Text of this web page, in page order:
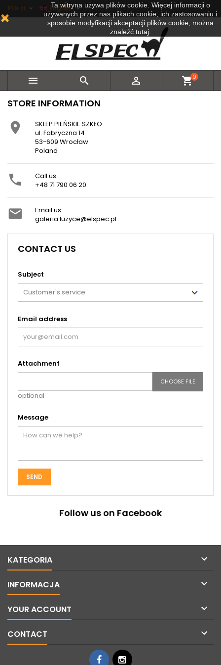
PLN zł  English
   shopping_cart0
STORE INFORMATION

SKLEP PIEŃSKIE SZKŁO
ul. Fabryczna 14
53-609 Wrocław
Poland

Call us:
+48 71 790 06 20

Email us:
galeria.luzyce@elspec.pl
CONTACT US
Subject
Email address
Attachment
CHOOSE FILE
optional
Message
Follow us on Facebook
KATEGORIA 
INFORMACJA 
YOUR ACCOUNT 
CONTACT 
Ta witryna używa plików cookie. Więcej informacji o
używanych przez nas plikach cookie, ich zastosowaniu i
sposobie modyfikacji akceptacji plików cookie, można
znaleźć tutaj.